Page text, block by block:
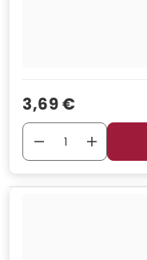
Verkaufspreis
3,69 €